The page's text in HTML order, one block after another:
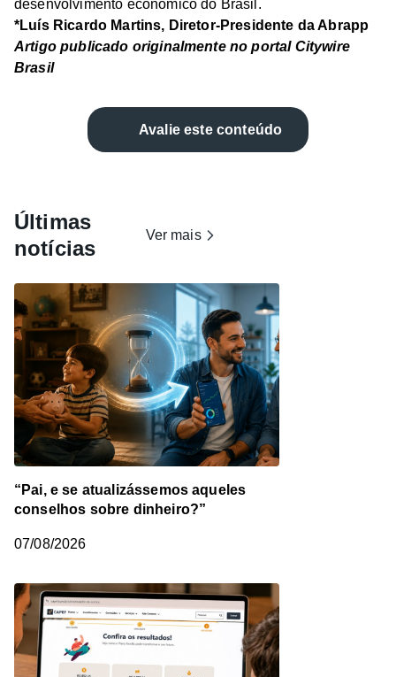
desenvolvimento econômico do Brasil.
*Luís Ricardo Martins, Diretor-Presidente da Abrapp
Artigo publicado originalmente no portal Citywire
Brasil
Avalie este conteúdo
Últimas
notícias
Ver mais
“Pai, e se atualizássemos aqueles
conselhos sobre dinheiro?”
07/08/2026